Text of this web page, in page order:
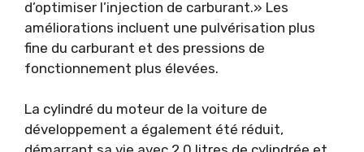
d’optimiser l’injection de carburant.» Les
améliorations incluent une pulvérisation plus
fine du carburant et des pressions de
fonctionnement plus élevées.
La cylindré du moteur de la voiture de
développement a également été réduit,